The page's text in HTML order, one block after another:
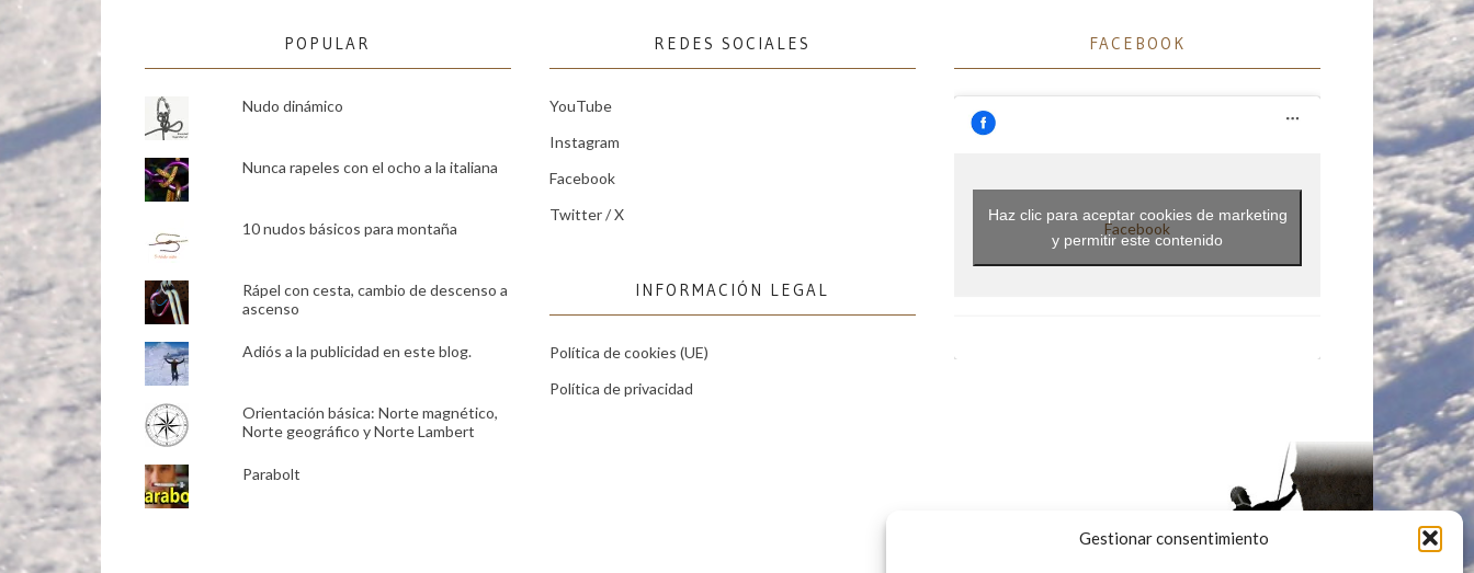
Gestionar consentimiento
POPULAR
Nudo dinámico
Nunca rapeles con el ocho a la italiana
10 nudos básicos para montaña
Rápel con cesta, cambio de descenso a
ascenso
Adiós a la publicidad en este blog.
Orientación básica: Norte magnético,
Norte geográfico y Norte Lambert
Parabolt
REDES SOCIALES
YouTube
Instagram
Facebook
Twitter / X
INFORMACIÓN LEGAL
Política de cookies (UE)
Política de privacidad
FACEBOOK
Facebook
Haz clic para aceptar cookies de marketing
y permitir este contenido